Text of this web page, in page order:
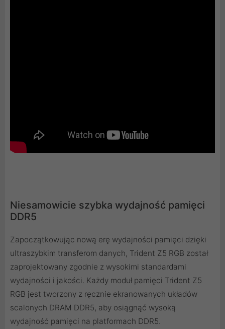
Niesamowicie szybka wydajność pamięci
DDR5
Zapoczątkowując nową erę wydajności pamięci dzięki
ultraszybkim transferom danych, Trident Z5 RGB został
zaprojektowany zgodnie z wysokimi standardami
wydajności i jakości. Każdy moduł pamięci Trident Z5
RGB jest tworzony z ręcznie ekranowanych układów
scalonych DRAM DDR5, aby osiągnąć wysoką
wydajność pamięci na platformach DDR5.